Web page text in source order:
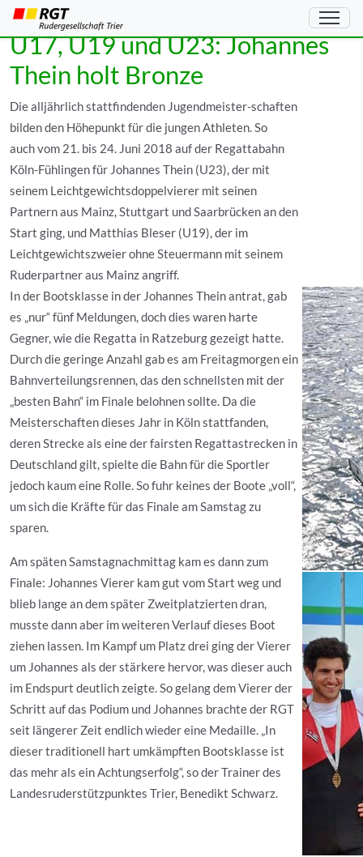
Deutsche Meisterschaften
U17, U19 und U23: Johannes
Thein holt Bronze
Die alljährlich stattfindenden Jugendmeister-schaften
bilden den Höhepunkt für die jungen Athleten. So
auch vom 21. bis 24. Juni 2018 auf der Regattabahn
Köln-Fühlingen für Johannes Thein (U23), der mit
seinem Leichtgewichtsdoppelvierer mit seinen
Partnern aus Mainz, Stuttgart und Saarbrücken an den
Start ging, und Matthias Bleser (U19), der im
Leichtgewichtszweier ohne Steuermann mit seinem
Ruderpartner aus Mainz angriff.
In der Bootsklasse in der Johannes Thein antrat, gab
es „nur“ fünf Meldungen, doch dies waren harte
Gegner, wie die Regatta in Ratzeburg gezeigt hatte.
Durch die geringe Anzahl gab es am Freitagmorgen ein
Bahnverteilungsrennen, das den schnellsten mit der
„besten Bahn“ im Finale belohnen sollte. Da die
Meisterschaften dieses Jahr in Köln stattfanden,
deren Strecke als eine der fairsten Regattastrecken in
Deutschland gilt, spielte die Bahn für die Sportler
jedoch kaum eine Rolle. So fuhr keines der Boote „voll“,
um sich die Kräfte für das Finale am Samstag zu
sparen.
Am späten Samstagnachmittag kam es dann zum
Finale: Johannes Vierer kam gut vom Start weg und
blieb lange an dem später Zweitplatzierten dran,
musste dann aber im weiteren Verlauf dieses Boot
ziehen lassen. Im Kampf um Platz drei ging der Vierer
um Johannes als der stärkere hervor, was dieser auch
im Endspurt deutlich zeigte. So gelang dem Vierer der
Schritt auf das Podium und Johannes brachte der RGT
seit längerer Zeit endlich wieder eine Medaille. „In
dieser traditionell hart umkämpften Bootsklasse ist
das mehr als ein Achtungserfolg“, so der Trainer des
Landesruderstützpunktes Trier, Benedikt Schwarz.